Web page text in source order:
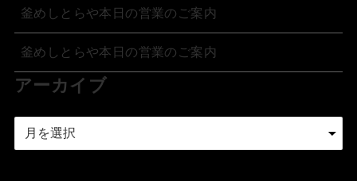
釜めしとらや本日の営業のご案内
釜めしとらや本日の営業のご案内
アーカイブ